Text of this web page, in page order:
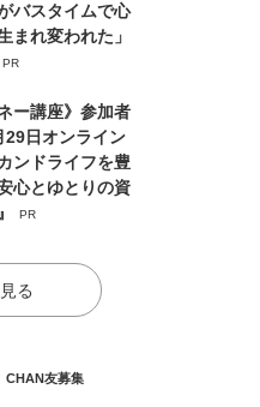
バスタイムで心
まれ変われた」
PR
ー講座》参加者
29日オンライン
ンドライフを豊
心とゆとりの資
PR
る
CHAN友募集